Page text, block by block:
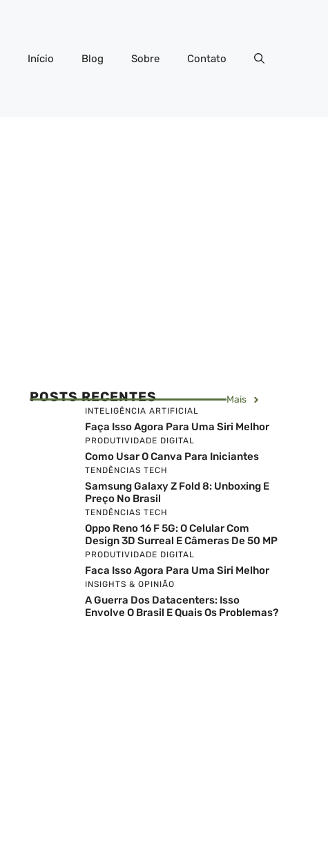
Início Blog Sobre Contato
POSTS RECENTES Mais
INTELIGÊNCIA ARTIFICIAL
Faça Isso Agora Para Uma Siri Melhor
PRODUTIVIDADE DIGITAL
Como Usar O Canva Para Iniciantes
TENDÊNCIAS TECH
Samsung Galaxy Z Fold 8: Unboxing E
Preço No Brasil
TENDÊNCIAS TECH
Oppo Reno 16 F 5G: O Celular Com
Design 3D Surreal E Câmeras De 50 MP
PRODUTIVIDADE DIGITAL
Faca Isso Agora Para Uma Siri Melhor
INSIGHTS & OPINIÃO
A Guerra Dos Datacenters: Isso
Envolve O Brasil E Quais Os Problemas?